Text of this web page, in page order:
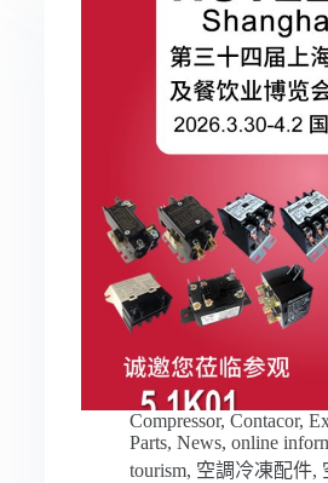
Compressor, Contacor,
Parts, News, online
tourism, 空調冷凍配件,